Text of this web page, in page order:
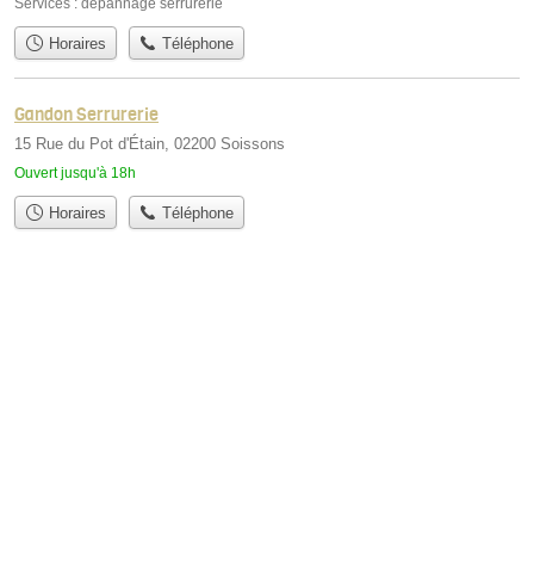
Horaires Téléphone
Gandon Serrurerie
15 Rue du Pot d'Étain, 02200 Soissons
Ouvert jusqu'à 18h
Horaires Téléphone